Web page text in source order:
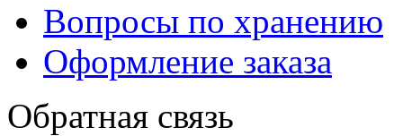
Вопросы по хранению
Оформление заказа
Обратная связь